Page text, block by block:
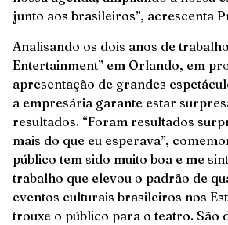
junto aos brasileiros”, acrescenta
Analisando os dois anos de
Entertainment” em Orlando, em
apresentação de grandes
a empresária garante estar
resultados. “Foram resultados
mais do que eu esperava”,
público tem sido muito boa e me
trabalho que elevou o padrão de
eventos culturais brasileiros nos
trouxe o público para o teatro. São